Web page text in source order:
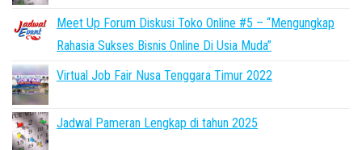
Meet Up Forum Diskusi Toko Online #5 – “Mengungkap
Rahasia Sukses Bisnis Online Di Usia Muda”
Virtual Job Fair Nusa Tenggara Timur 2022
Jadwal Pameran Lengkap di tahun 2025